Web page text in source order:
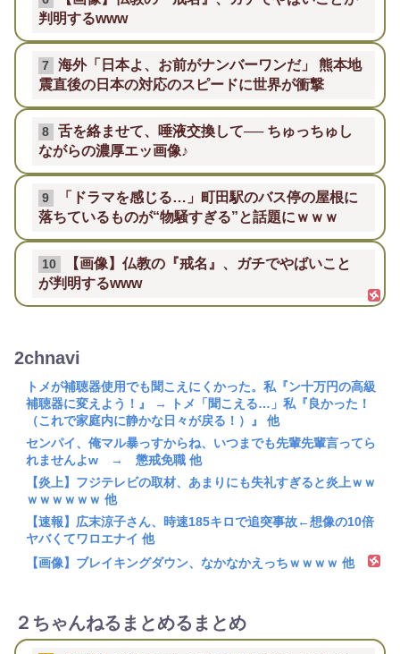
判明するwww
7
海外「日本よ、お前がナンバーワンだ」 熊本地
震直後の日本の対応のスピードに世界が衝撃
8
舌を絡ませて、唾液交換して── ちゅっちゅし
ながらの濃厚エッ画像♪
9
「ドラマを感じる…」町田駅のバス停の屋根に
落ちているものが“物騒すぎる”と話題にｗｗｗ
10
【画像】仏教の『戒名』、ガチでやばいこと
が判明するwww
2chnavi
トメが補聴器使用でも聞こえにくかった。私『ン十万円の高級
補聴器に変えよう！』 → トメ「聞こえる…」私『良かった！
（これで家庭内に静かな日々が戻る！）』 他
センパイ、俺マル暴っすからね、いつまでも先輩先輩言ってら
れませんよw → 懲戒免職 他
【炎上】フジテレビの取材、あまりにも失礼すぎると炎上ｗｗ
ｗｗｗｗｗｗ 他
【速報】広末涼子さん、時速185キロで追突事故←想像の10倍
ヤバくてワロエナイ 他
【画像】ブレイキングダウン、なかなかえっちｗｗｗｗ 他
２ちゃんねるまとめるまとめ